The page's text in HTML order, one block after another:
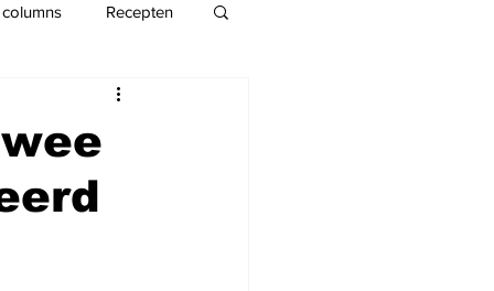
Recepten